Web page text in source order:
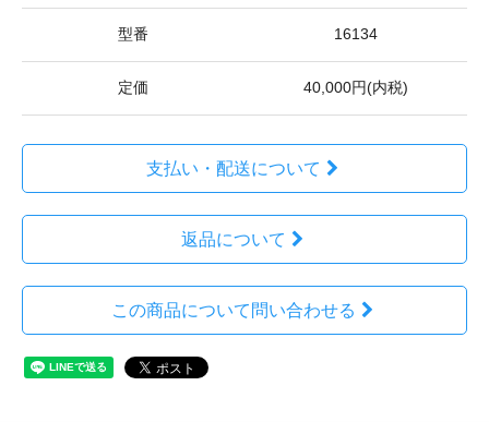
型番 16134
定価 40,000円(内税)
支払い・配送について
返品について
この商品について問い合わせる